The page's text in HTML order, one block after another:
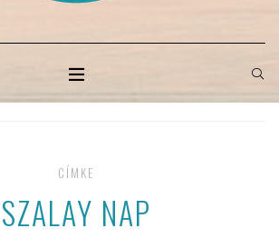
CÍMKE
SZALAY NAP